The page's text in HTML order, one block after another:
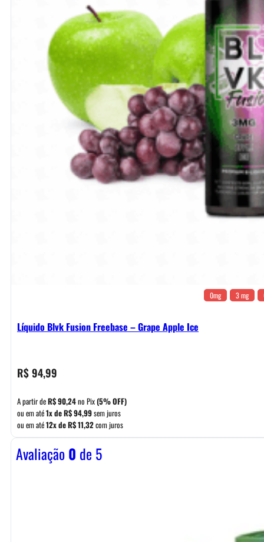
0mg 3 mg
Líquido Blvk Fusion Freebase – Grape Apple Ice
R$94,99
A partir deR$90,24no Pix(5% OFF)
ou em até1x deR$94,99sem juros
ou em até12x deR$11,32com juros
Avaliação0 de 5